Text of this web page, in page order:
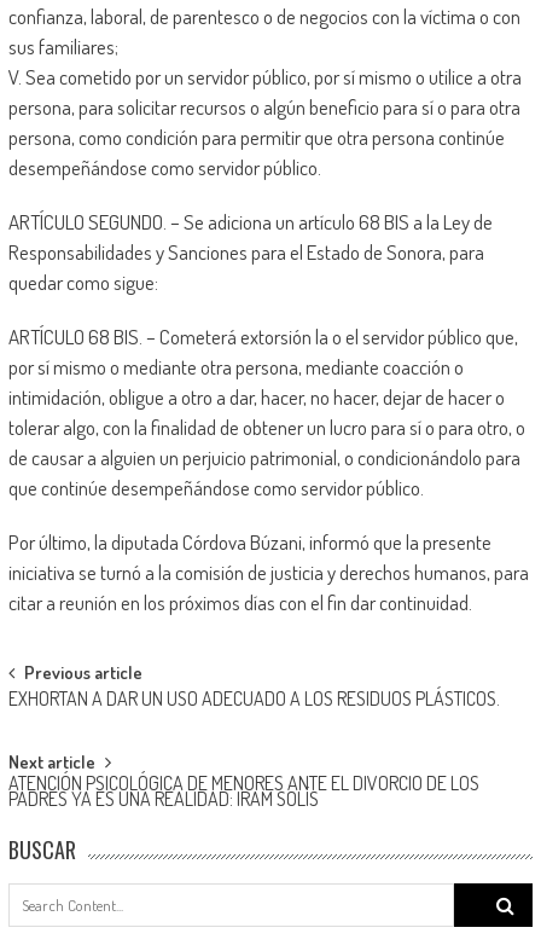
confianza, laboral, de parentesco o de negocios con la víctima o con
sus familiares;
V. Sea cometido por un servidor público, por sí mismo o utilice a otra
persona, para solicitar recursos o algún beneficio para sí o para otra
persona, como condición para permitir que otra persona continúe
desempeñándose como servidor público.
ARTÍCULO SEGUNDO. – Se adiciona un artículo 68 BIS a la Ley de
Responsabilidades y Sanciones para el Estado de Sonora, para
quedar como sigue:
ARTÍCULO 68 BIS. – Cometerá extorsión la o el servidor público que,
por sí mismo o mediante otra persona, mediante coacción o
intimidación, obligue a otro a dar, hacer, no hacer, dejar de hacer o
tolerar algo, con la finalidad de obtener un lucro para sí o para otro, o
de causar a alguien un perjuicio patrimonial, o condicionándolo para
que continúe desempeñándose como servidor público.
Por último, la diputada Córdova Búzani, informó que la presente
iniciativa se turnó a la comisión de justicia y derechos humanos, para
citar a reunión en los próximos días con el fin dar continuidad.
Post
navigation
Previous article
EXHORTAN A DAR UN USO ADECUADO A LOS RESIDUOS PLÁSTICOS.
Next article
ATENCIÓN PSICOLÓGICA DE MENORES ANTE EL DIVORCIO DE LOS
PADRES YA ES UNA REALIDAD: IRAM SOLÍS
BUSCAR
Search
for: